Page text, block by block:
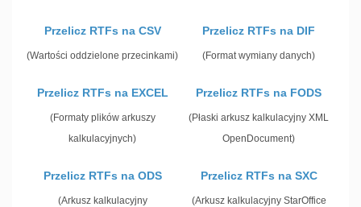
Przelicz RTFs na CSV
(Wartości oddzielone przecinkami)
Przelicz RTFs na DIF
(Format wymiany danych)
Przelicz RTFs na EXCEL
(Formaty plików arkuszy
kalkulacyjnych)
Przelicz RTFs na FODS
(Płaski arkusz kalkulacyjny XML
OpenDocument)
Przelicz RTFs na ODS
(Arkusz kalkulacyjny
Przelicz RTFs na SXC
(Arkusz kalkulacyjny StarOffice